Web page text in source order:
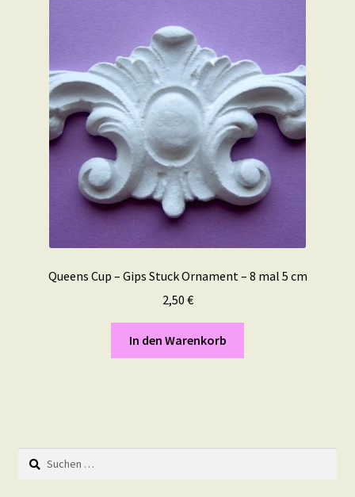
Queens Cup – Gips Stuck Ornament – 8 mal 5 cm
2,50 €
In den Warenkorb
Suchen
nach: